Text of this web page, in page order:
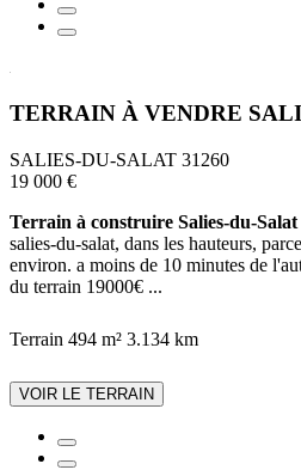
TERRAIN À VENDRE
SALIES-DU-SALAT 31260
19 000 €
Terrain à construire Salies-du-Salat
salies-du-salat, dans les hauteurs,
environ. a moins de 10 minutes de
du terrain 19000€ ...
Terrain 494 m² 3.134 km
VOIR LE TERRAIN